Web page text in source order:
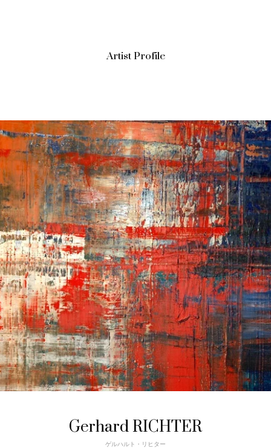
Artist Profile
Gerhard RICHTER
ゲルハルト・リヒター